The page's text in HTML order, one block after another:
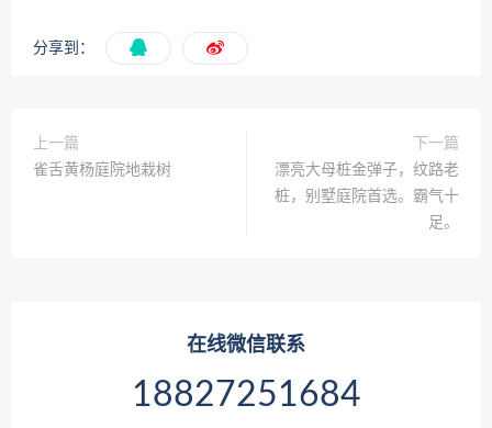
分享到：
上一篇
雀舌黄杨庭院地栽树
下一篇
漂亮大母桩金弹子，纹路老
桩，别墅庭院首选。霸气十
足。
在线微信联系
18827251684